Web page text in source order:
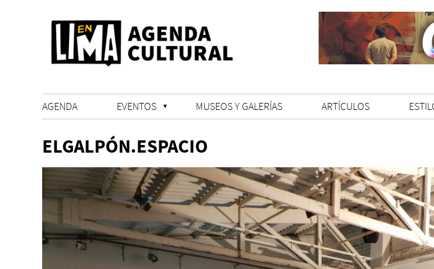
AGENDA EVENTOS MUSEOS Y GALERÍAS ARTÍCULOS
ELGALPÓN.ESPACIO